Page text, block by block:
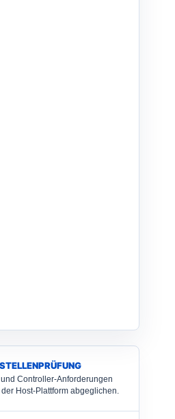
und Controller-Anforderungen
Host-Plattform abgeglichen.